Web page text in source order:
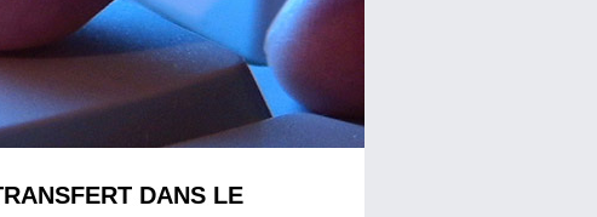
DANS LE